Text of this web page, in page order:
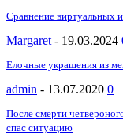
Сравнение виртуальных
Margaret - 19.03.2024
Елочные украшения из
admin - 13.07.2020 0
После смерти
спас ситуацию